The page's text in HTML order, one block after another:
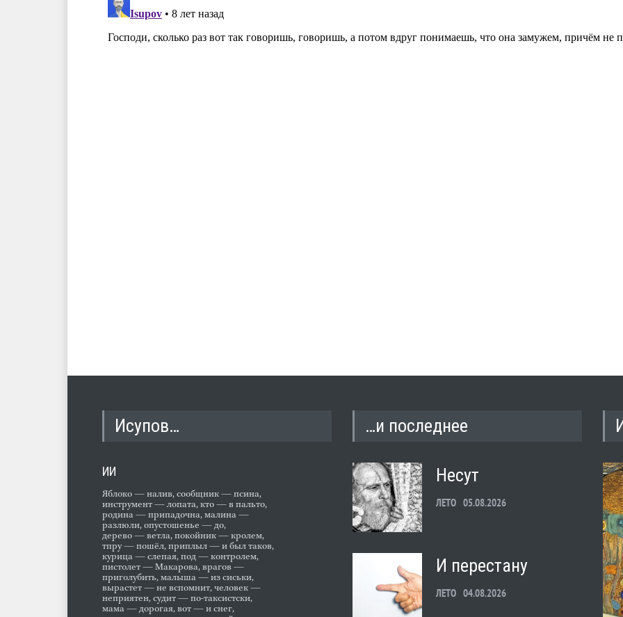
Исупов…
ИИ
Яблоко — налив, сообщник — псина,
инструмент — лопата, кто — в пальто,
родина — припадочна, малина —
разлюли, опустошенье — до,
дерево — ветла, покойник — кролем,
тпру — пошёл, приплыл — и был таков,
курица — слепая, под — контролем,
пистолет — Макарова, врагов —
приголубить, малыша — из сиськи,
вырастет — не вспомнит, человек —
неприятен, судит — по-таксистски,
мама — дорогая, вот — и снег,
…и последнее
Несут
ЛЕТО 05.08.2026
И перестану
ЛЕТО 04.08.2026